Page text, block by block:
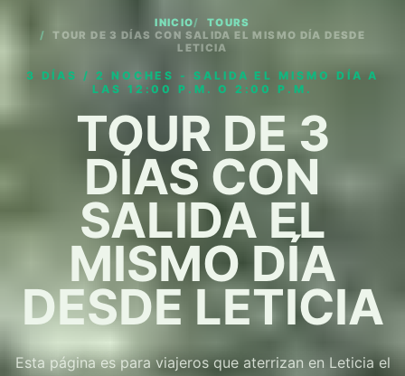
INICIO
TOURS
TOUR DE 3 DÍAS CON SALIDA EL MISMO DÍA DESDE
LETICIA
3 DÍAS / 2 NOCHES - SALIDA EL MISMO DÍA A
LAS 12:00 P.M. O 2:00 P.M.
TOUR DE 3
DÍAS CON
SALIDA EL
MISMO DÍA
DESDE LETICIA
Esta página es para viajeros que aterrizan en Leticia el